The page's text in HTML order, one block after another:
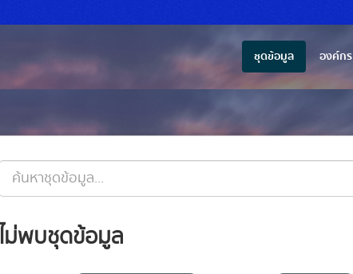
ชุดข้อมูล องค์กร
ไม่พบชุดข้อมูล